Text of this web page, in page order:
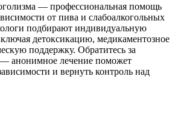
— профессиональная помощь
от пива и слабоалкогольных
подбирают индивидуальную
детоксикацию, медикаментозное
поддержку. Обратитесь за
анонимное лечение поможет
и вернуть контроль над